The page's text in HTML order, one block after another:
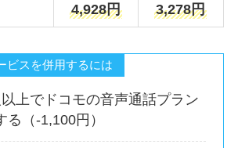
4,928円 3,278円
ビスを併用するには
上でドコモの音声通話プラン
る（-1,100円）